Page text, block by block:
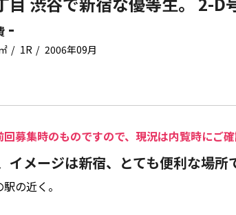
-
1R 2006年09月
募集時のものですので、現況は内覧時にご
イメージは新宿、とても便利な場所
の近く。